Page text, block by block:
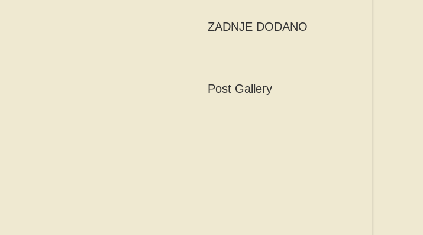
ZADNJE DODANO
Post Gallery